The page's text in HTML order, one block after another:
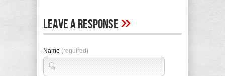
Leave A Response»
Name (required)